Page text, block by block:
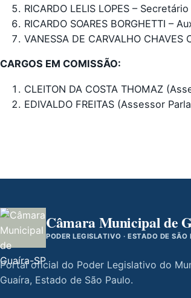
RICARDO LELIS LOPES – Secretário
RICARDO SOARES BORGHETTI –
VANESSA DE CARVALHO
CARGOS EM COMISSÃO:
CLEITON DA COSTA THOMAZ
EDIVALDO FREITAS (Assessor
Câmara Municipal de
PODER LEGISLATIVO · ESTADO DE SÃO
Portal oficial do Poder Legislativo do
Guaíra, Estado de São Paulo.